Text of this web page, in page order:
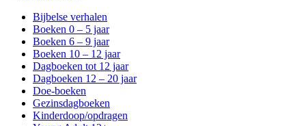
Bijbelse verhalen
Boeken 0 – 5 jaar
Boeken 6 – 9 jaar
Boeken 10 – 12 jaar
Dagboeken tot 12 jaar
Dagboeken 12 – 20 jaar
Doe-boeken
Gezinsdagboeken
Kinderdoop/opdragen